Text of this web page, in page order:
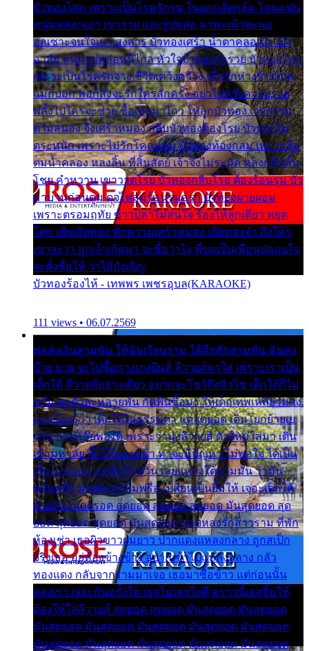
บัวทองโศก เพราะเป็นโรครักรุม ในอกกลัดกลุ้ม โดนแฟน
หนุ่มหลอกเอา เขารวย และรูปหล่อ มาพะเน้าพะนอ
ออเซาะจนใจเบา สงสาร บัวทองเศร้า น้ำตาคลอเบ้า เฝ้า
อาลัย หนุ่มรูปหล่อหนีไกล หัวใจบัวทองระรวย บัวทองโศก
เพราะเป็นโรครักจาง ชีวิตเคว้งคว้าง เมื่อรักห่างร้างไกล
แม่ก็บอก พ่อก็สั่งจะรักใครสักครั้ง อย่าไปหวังความรวย
พลั้งไปใครจะช่วย ซื้อเปลมาไกว ให้ลูกบัวทอง เวรกรรม
ตามสนอง จึงเศร้าหมอง กลีบบัวทองต้องโรย บัวทองไม่
ตระหนัก เพราะไม่รักโคลนตม บัวทองท้องกลม เพราะลืม
ตมน้ำคลอง หลงลิ้น ที่สิ้นสัตย์ เจ้าจึงไม่ระมัด หลงกลิ่นลิ้น
โชย คำหวาน เขาวาดโรย บัวทองกลีบโรย ต้องร้อนรุม บัว
มาบานก่อนตูม ดุจไฟสุมร้อนรุมอุรา บัวทองผ่ายผอม
เพราะตรอมฤทัย ข้าวปลาไม่สนใจ ร้องไห้ลูกเดียว หยุด
โศก เสียเถิดทอง พักความเศร้าหมอง เถิดทองจ๋า ถึงใคร
เขาจะว่า ลูกเจ้าเกิดมา จะชื่อว่าไง พี่ขอเป็นเพื่อนปลอบใจ
จะตั้งชื่อให้ ว่าไอ้บังเอิญ
บัวทองร้องไห้ - เทพพร เพชรอุบล(KARAOKE)
111 views • 06.07.2569
พ่อส่งเงินสามพัน ให้ฉันเรียนราม ได้อีกสักสามพัน ฉันคง
บ๊าย บาย จะไปซื้อกางเกงยีนส์ ลีวายส์มาใส่ เพราะเราเป็น
เด็กใต้ ลีวายส์อย่างเดียว อยากจะโชว์ถึงหิวโซ เด็กใต้ก็ไม่
หวั่น ตกตัวละหลายพัน กัดฟันซื้อมา ให้เด็กเทพเหลียวมอง
และต้องรู้ว่า เด็กใต้ไม่ธรรมดา แต่สุดยอด เดินโยกย้ายเย
ยวน กวนโอ๊ยพอได้ เพราะว่านุ่งลีวายส์ ตัวใหม่ใส่มา เดิน
เข้ามหาลัย จิ๊กโก๊มองหน้า ท่าจะมีปัญหา ไม่พอใจ ได้เป็น
เรื่องแน่นอน แต่ฉันไม่หวั่น เลยแหลงใต้ถามมัน ว่ามัน
พรั่นพรือ มันตอบว่าไม่พรื่อ เปลี่ยนเป็นยิ้มให้ เจอะเด็กใต้
ด้วยกัน ก็เลยรอด สุดยอด สุดยอด สุดยอด มันสุดยอด สุด
ยอด สุดยอด สุดยอด มันสุดยอด แอบหลงรักสาวราม ที่พัก
ห้องเช่า เธอผิวขาวผมยาว ปากแดงแหลงกลาง ถูกสเป็ก
จริงเธอ อยู่ห้องข้างข้าง อยากเข้าไปแหลงกลาง กลัว
ทองแดง กลับจากรามมาเจอ เธอมาซื้อข้าว แต่ก่อนนั้น
สองเรา เจอะกันครั้งใด เธอไม่เคยไยดี คราวนี้เธอยิ้มให้
ต้องให้ใส่ลีวายส์ สุดยอด สุดยอด มันสุดยอด มันสุดยอด
มันสุดยอด มันสุดยอด มันสุดยอด มันสุดยอด มันสุดยอด
มันสุดยอด มันสุดยอด มันสุดยอด มันสุดยอด มันสุดยอด